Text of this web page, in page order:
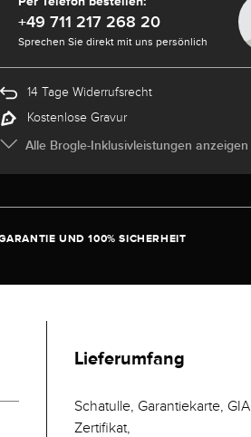
+49 711 217 268 20
Sprechen Sie direkt mit uns persönlich
14 Tage Widerrufsrecht
Kostenlose Gravur
Alle Brogle-Inklusivleistungen anzeigen
UND 100% SICHERHEIT
Lieferumfang
Schatulle, Garantiekarte, GIA
Zertifikat,